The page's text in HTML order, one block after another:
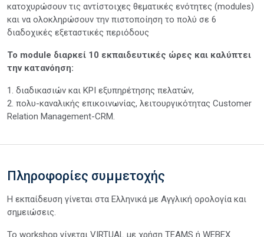
κατοχυρώσουν τις αντίστοιχες θεματικές ενότητες (modules)
και να ολοκληρώσουν την πιστοποίηση το πολύ σε 6
διαδοχικές εξεταστικές περιόδους
Το module διαρκεί 10 εκπαιδευτικές ώρες και καλύπτει
την κατανόηση:
1. διαδικασιών και KPI εξυπηρέτησης πελατών,
2. πολυ-καναλικής επικοινωνίας, λειτουργικότητας Customer
Relation Management-CRM.
Πληροφορίες συμμετοχής
Η εκπαίδευση γίνεται στα Ελληνικά με Αγγλική ορολογία και
σημειώσεις.
Το workshop γίνεται VIRTUAL με χρήση TEAMS ή WEBEX